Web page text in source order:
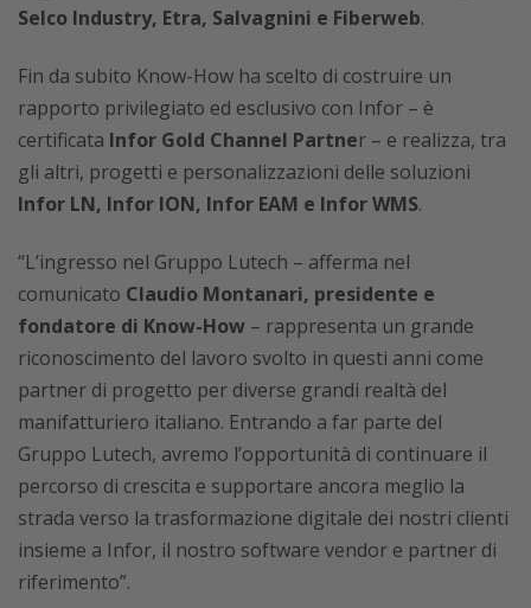
Selco Industry, Etra, Salvagnini e Fiberweb.
Fin da subito Know-How ha scelto di costruire un
rapporto privilegiato ed esclusivo con Infor – è
certificata Infor Gold Channel Partner – e realizza, tra
gli altri, progetti e personalizzazioni delle soluzioni
Infor LN, Infor ION, Infor EAM e Infor WMS.
“L’ingresso nel Gruppo Lutech – afferma nel
comunicato Claudio Montanari, presidente e
fondatore di Know-How – rappresenta un grande
riconoscimento del lavoro svolto in questi anni come
partner di progetto per diverse grandi realtà del
manifatturiero italiano. Entrando a far parte del
Gruppo Lutech, avremo l’opportunità di continuare il
percorso di crescita e supportare ancora meglio la
strada verso la trasformazione digitale dei nostri clienti
insieme a Infor, il nostro software vendor e partner di
riferimento”.